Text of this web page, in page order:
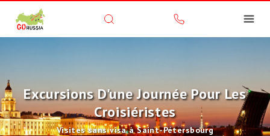
Excursions D'une Journée Pour Les
Croisiéristes
Visites sans visa à Saint-Pétersbourg